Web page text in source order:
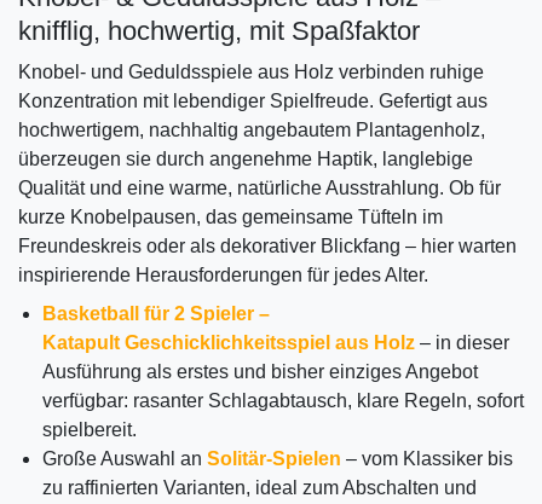
knifflig, hochwertig, mit Spaßfaktor
Knobel- und Geduldsspiele aus Holz verbinden ruhige
Konzentration mit lebendiger Spielfreude. Gefertigt aus
hochwertigem, nachhaltig angebautem Plantagenholz,
überzeugen sie durch angenehme Haptik, langlebige
Qualität und eine warme, natürliche Ausstrahlung. Ob für
kurze Knobelpausen, das gemeinsame Tüfteln im
Freundeskreis oder als dekorativer Blickfang – hier warten
inspirierende Herausforderungen für jedes Alter.
Basketball für 2 Spieler –
Katapult Geschicklichkeitsspiel aus Holz – in dieser
Ausführung als erstes und bisher einziges Angebot
verfügbar: rasanter Schlagabtausch, klare Regeln, sofort
spielbereit.
Große Auswahl an Solitär-Spielen – vom Klassiker bis
zu raffinierten Varianten, ideal zum Abschalten und